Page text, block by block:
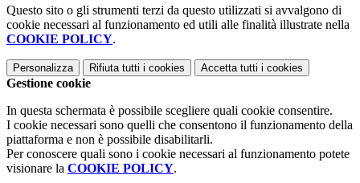
Questo sito o gli strumenti terzi da questo utilizzati si avvalgono di
cookie necessari al funzionamento ed utili alle finalità illustrate nella
COOKIE POLICY.
Personalizza Rifiuta tutti i cookies Accetta tutti i cookies
Gestione cookie
In questa schermata è possibile scegliere quali cookie consentire.
I cookie necessari sono quelli che consentono il funzionamento della
piattaforma e non è possibile disabilitarli.
Per conoscere quali sono i cookie necessari al funzionamento potete
visionare la COOKIE POLICY.